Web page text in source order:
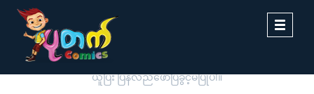
Toggle
ပုတက်ကာတွန်းမှ မူပိုင်စီစဉ်တင်ဆက်ထားခြင်းဖြစ်ပါသည်။ တစ်ဆင့်ကူး
ယူပြီး ပြန်လည်ဖော်ပြခွင့်မပြုပါ။